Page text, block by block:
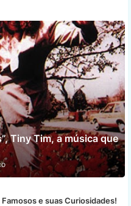
Tiny Tim, a música que
e suas Curiosidades!